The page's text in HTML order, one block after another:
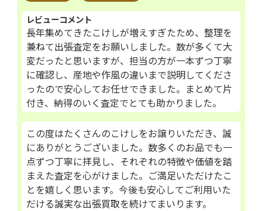
レビューコメント
長年集めてきたこけしが増えすぎたため、整理を
兼ねて出張査定をお願いしました。数が多くて大
変だったと思いますが、担当の方が一本ずつ丁寧
に確認し、産地や作風の違いまで説明してくださ
ったので安心してお任せできました。まとめて片
付き、納得のいく査定でとても助かりました。
この度はたくさんのこけしをお譲りいただき、誠
にありがとうございました。数多くのお品でも一
点ずつ丁寧に拝見し、それぞれの特徴や価値を踏
まえた査定を心がけました。ご満足いただけたこ
とを嬉しく思います。今後も安心してご利用いた
だける誠実な出張買取を続けてまいります。